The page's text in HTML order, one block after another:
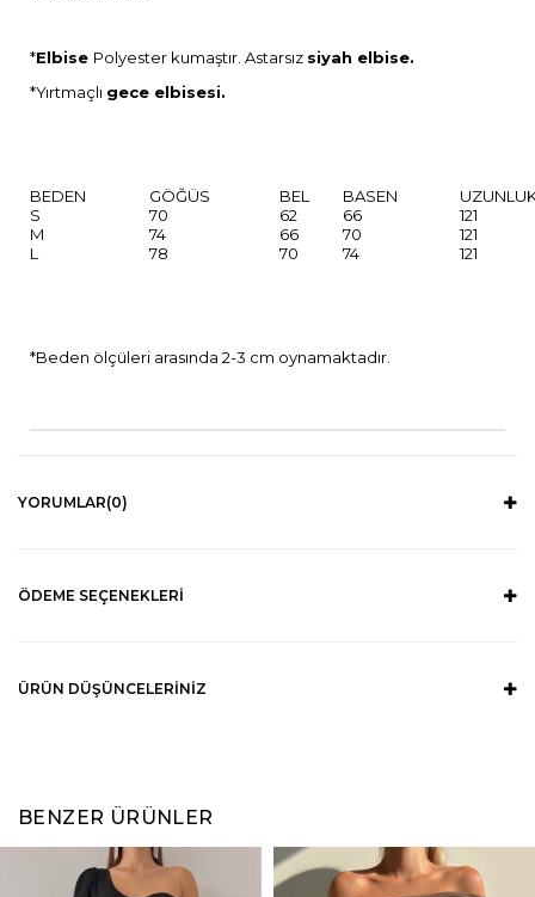
*Elbise Polyester kumaştır. Astarsız siyah elbise.
*Yırtmaçlı gece elbisesi.
BEDEN GÖĞÜS BEL BASEN
S
70 62 66
121
M
74 66 70
121
L
78 70 74 121
*Beden ölçüleri arasında 2-3 cm oynamaktadır.
YORUMLAR(0)
ÖDEME SEÇENEKLERI
ÜRÜN DÜŞÜNCELERINIZ
BENZER ÜRÜNLER